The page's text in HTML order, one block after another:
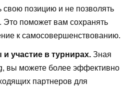
свою позицию и не позволять
Это поможет вам сохранять
к самосовершенствованию.
участие в турнирах. Зная
вы можете более эффективно
партнеров для